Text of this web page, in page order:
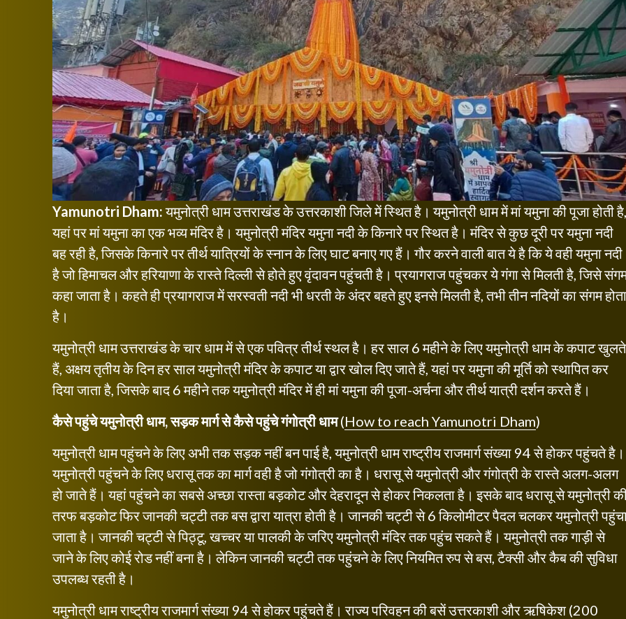
Yamunotri Dham:यमुनोत्री धाम उत्तराखंड के उत्तरकाशी जिले में स्थित है। यमुनोत्री धाम में मां यमुना की पूजा होती है,
यहां पर मां यमुना का एक भव्य मंदिर है। यमुनोत्री मंदिर यमुना नदी के किनारे पर स्थित है। मंदिर से कुछ दूरी पर यमुना नदी
बह रही है, जिसके किनारे पर तीर्थ यात्रियों के स्नान के लिए घाट बनाए गए हैं। गौर करने वाली बात ये है कि ये वही यमुना नदी
है जो हिमाचल और हरियाणा के रास्ते दिल्ली से होते हुए वृंदावन पहुंचती है। प्रयागराज पहुंचकर ये गंगा से मिलती है, जिसे
कहा जाता है। कहते ही प्रयागराज में सरस्वती नदी भी धरती के अंदर बहते हुए इनसे मिलती है, तभी तीन नदियों का संगम होता
है।
यमुनोत्री धाम उत्तराखंड के चार धाम में से एक पवित्र तीर्थ स्थल है। हर साल 6 महीने के लिए यमुनोत्री धाम के कपाट खुलते
हैं, अक्षय तृतीय के दिन हर साल यमुनोत्री मंदिर के कपाट या द्वार खोल दिए जाते हैं, यहां पर यमुना की मूर्ति को स्थापित कर
दिया जाता है, जिसके बाद 6 महीने तक यमुनोत्री मंदिर में ही मां यमुना की पूजा-अर्चना और तीर्थ यात्री दर्शन करते हैं।
कैसे पहुंचे यमुनोत्री धाम,सड़क मार्ग से कैसे पहुंचे गंगोत्री धाम (How to reach Yamunotri Dham)
यमुनोत्री धाम पहुंचने के लिए अभी तक सड़क नहीं बन पाई है, यमुनोत्री धाम राष्ट्रीय राजमार्ग संख्या 94 से होकर पहुंचते है।
यमुनोत्री पहुंचने के लिए धरासू तक का मार्ग वही है जो गंगोत्री का है। धरासू से यमुनोत्री और गंगोत्री के रास्ते अलग-अलग
हो जाते हैं। यहां पहुंचने का सबसे अच्छा रास्ता बड़कोट और देहरादून से होकर निकलता है। इसके बाद धरासू से यमुनोत्री
तरफ बड़कोट फिर जानकी चट्टी तक बस द्वारा यात्रा होती है। जानकी चट्टी से 6 किलोमीटर पैदल चलकर यमुनोत्री
जाता है। जानकी चट्टी से पिठ्टू, खच्चर या पालकी के जरिए यमुनोत्री मंदिर तक पहुंच सकते हैं। यमुनोत्री तक गाड़ी से
जाने के लिए कोई रोड नहीं बना है। लेकिन जानकी चट्टी तक पहुंचने के लिए नियमित रुप से बस, टैक्सी और कैब की सुविधा
उपलब्ध रहती है।
यमुनोत्री धाम राष्ट्रीय राजमार्ग संख्या 94 से होकर पहुंचते हैं। राज्य परिवहन की बसें उत्तरकाशी और ऋषिकेश (200